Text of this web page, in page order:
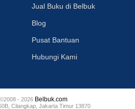
Jual Buku di Belbuk
Blog
Pusat Bantuan
Hubungi Kami
- 2026 Belbuk.com
Cilangkap, Jakarta Timur 13870